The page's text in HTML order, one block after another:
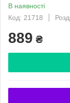
В наявності
Код: 21718
889 ₴